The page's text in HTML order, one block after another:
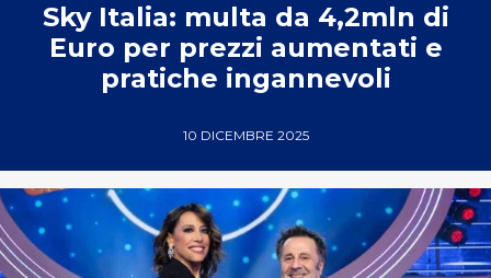
Sky Italia: multa da 4,2mln di
Euro per prezzi aumentati e
pratiche ingannevoli
10 DICEMBRE 2025